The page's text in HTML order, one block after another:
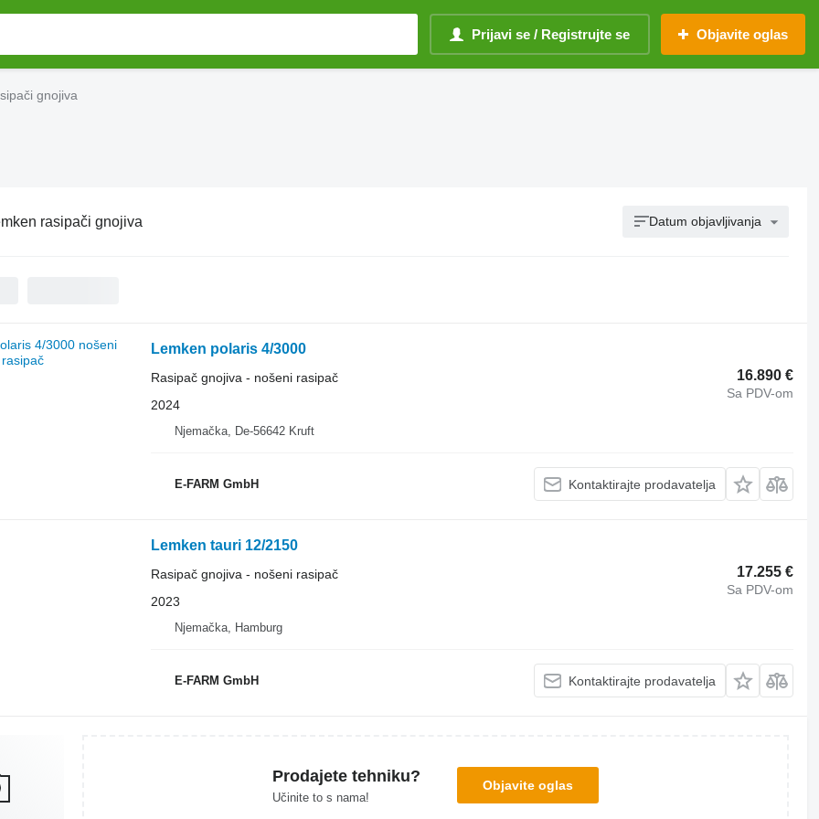
Prijavi se / Registrujte se Objavite oglas
gnojiva
rasipači gnojiva Datum objavljivanja
Lemken polaris 4/3000
16.890 €
Sa PDV-om
Rasipač gnojiva - nošeni rasipač
2024
Njemačka, De-56642 Kruft
E-FARM GmbH Kontaktirajte prodavatelja
Lemken tauri 12/2150
17.255 €
Sa PDV-om
Rasipač gnojiva - nošeni rasipač
2023
Njemačka, Hamburg
E-FARM GmbH Kontaktirajte prodavatelja
Prodajete tehniku?
Učinite to s nama!
Objavite oglas